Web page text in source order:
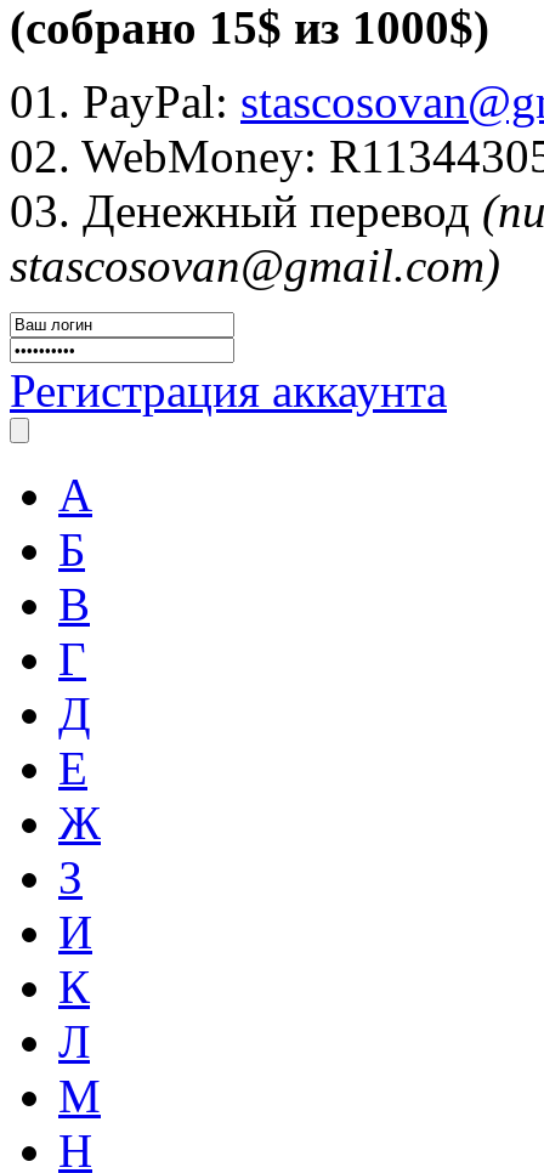
(собрано 15$ из 1000$)
01. PayPal:
02. WebMoney:
03. Денежный перевод
stascosovan@gmail.com)
Регистрация аккаунта
А
Б
В
Г
Д
Е
Ж
З
И
К
Л
М
Н